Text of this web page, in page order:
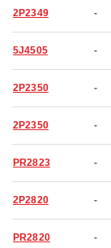
2P2349 -
5J4505 -
2P2350 -
2P2350 -
PR2823 -
2P2820 -
PR2820 -